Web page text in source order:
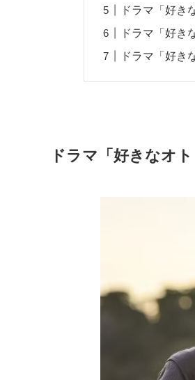
ドラマ「好き
ドラマ「好き
ドラマ「好き
ドラマ「好きなオ